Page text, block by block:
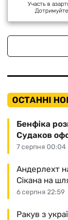
Участь в
ОСТАННІ
7 серпня 00:04
Бенфіка
Судаков
6 серпня 22:59
Андерлехт
Сікана на
Ракув з